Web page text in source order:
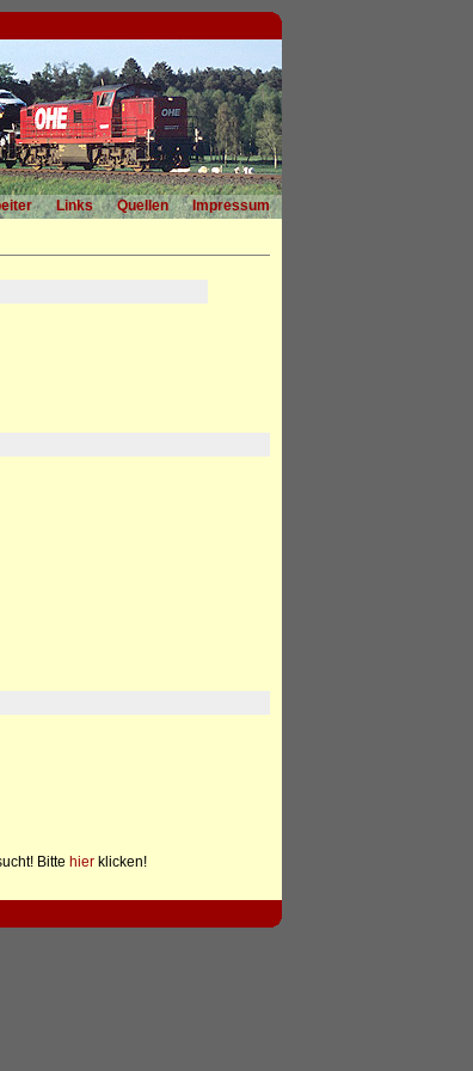
Links Quellen
Impressum
Bitte hierklicken!